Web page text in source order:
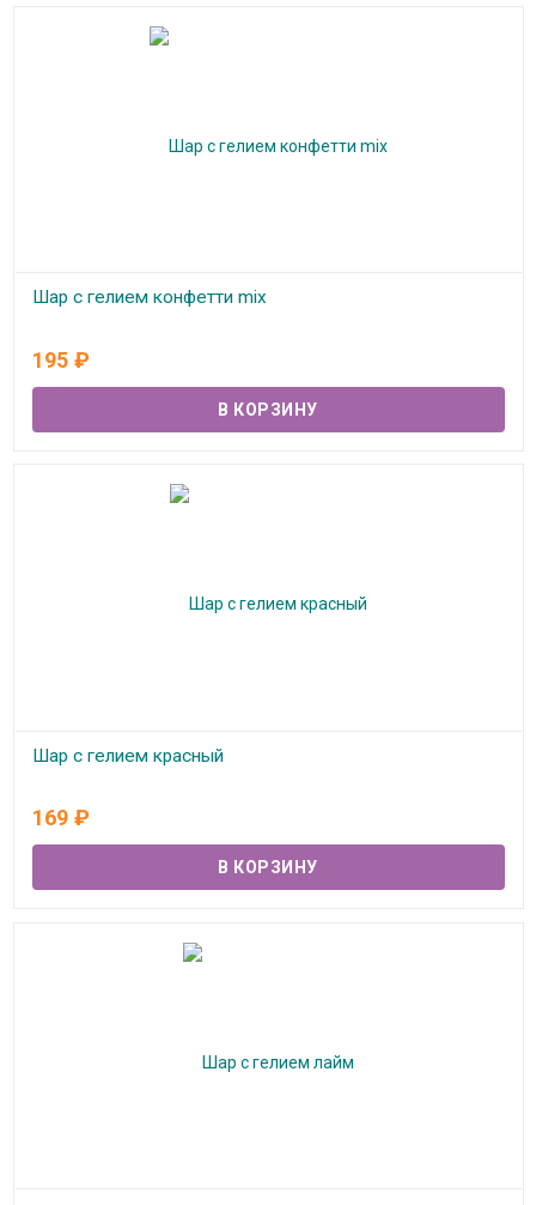
Шар с гелием конфетти mix
195 ₽
Шар с гелием красный
169 ₽